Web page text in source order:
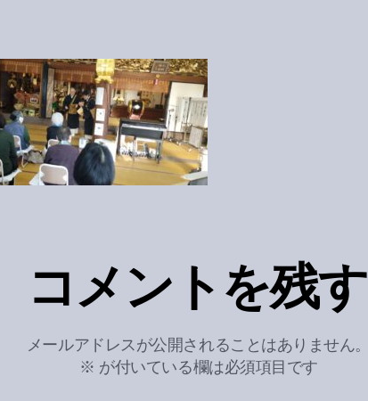
コメントを残す
メールアドレスが公開されることはありません。
※ が付いている欄は必須項目です